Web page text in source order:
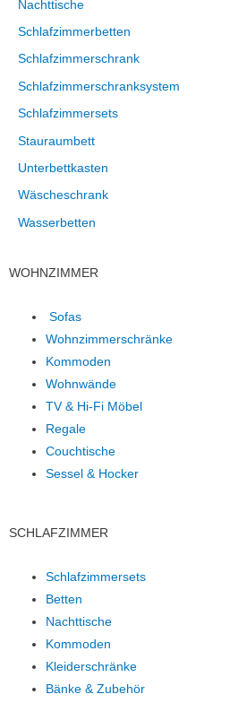
Nachttische
Schlafzimmerbetten
Schlafzimmerschrank
Schlafzimmerschranksystem
Schlafzimmersets
Stauraumbett
Unterbettkasten
Wäscheschrank
Wasserbetten
WOHNZIMMER
Sofas
Wohnzimmerschränke
Kommoden
Wohnwände
TV & Hi-Fi Möbel
Regale
Couchtische
Sessel & Hocker
SCHLAFZIMMER
Schlafzimmersets
Betten
Nachttische
Kommoden
Kleiderschränke
Bänke & Zubehör